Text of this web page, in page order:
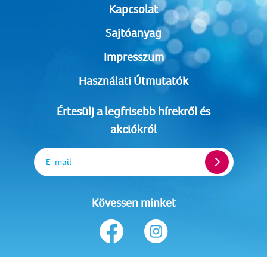
Kapcsolat
Sajtóanyag
Impresszum
Használati Útmutatók
Értesülj a legfrisebb hírekről és
akciókról
E-mail
Kövessen minket